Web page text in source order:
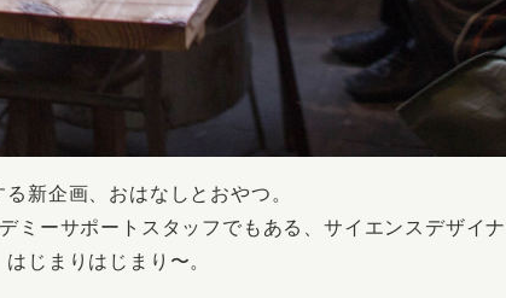
新企画、おはなしとおやつ。
ーサポートスタッフでもある、サイエンスデザイナ
じまりはじまり〜。